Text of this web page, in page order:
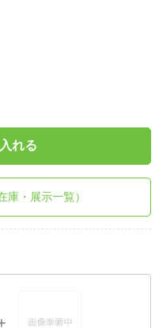
れる
庫・展示一覧）